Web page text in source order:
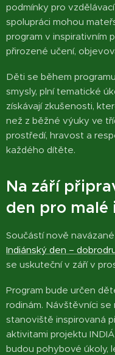
podmínky pro
spolupráci mohou
program v inspirativním
přirozené učení,
Děti se během
smysly, plní tematické
získávají zkušenosti,
než z běžné výuky ve
prostředí, hravost a
každého dítěte.
Na září
den pro
Součástí nově
Indiánský den –
se uskuteční v září v
Program bude určen
rodinám. Návštěvníci
stanoviště inspirovaná
aktivitami projektu
budou pohybové úkoly,